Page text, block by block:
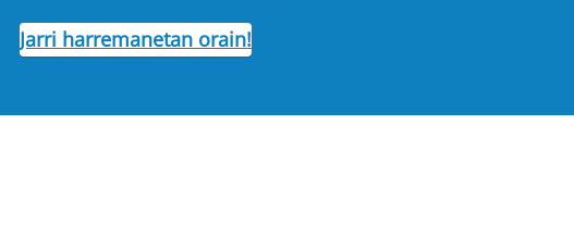
Jarri harremanetan orain!